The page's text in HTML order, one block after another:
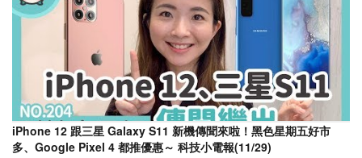
iPhone 12 跟三星 Galaxy S11 新機傳聞來啦！黑色星期五好市
多、Google Pixel 4 都推優惠～ 科技小電報(11/29)